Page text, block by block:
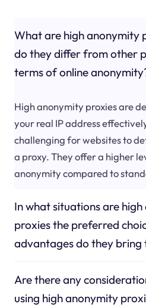
What are high anonymity
do they differ from other
terms of online
High anonymity proxies are
your real IP address
challenging for websites to
a proxy. They offer a higher
anonymity compared to
In what situations are
proxies the preferred
advantages do they bring
Are there any
using high anonymity